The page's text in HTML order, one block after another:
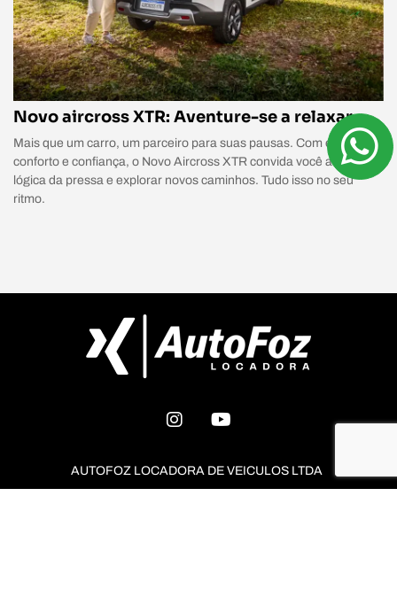
Novo aircross XTR: Aventure-se a relaxar
Mais que um carro, um parceiro para suas pausas. Com espaço,
conforto e confiança, o Novo Aircross XTR convida você a sair da
lógica da pressa e explorar novos caminhos. Tudo isso no seu
ritmo.
AUTOFOZ LOCADORA DE VEICULOS LTDA